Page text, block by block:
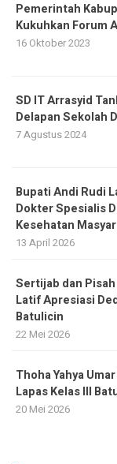
Pemerintah
Kukuhkan Forum
16 Oktober 2023
SD IT Arrasyid
Delapan Sekolah
7 Agustus 2024
Bupati Andi Rudi
Dokter Spesialis
Kesehatan
13 April 2026
Sertijab dan
Latif Apresiasi
Batulicin
22 Mei 2026
Thoha Yahya
Lapas Kelas III
20 Mei 2026